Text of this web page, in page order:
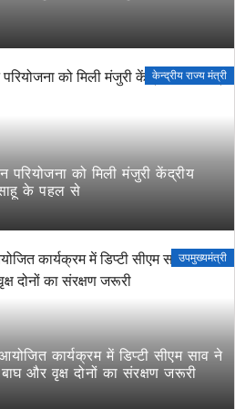
केन्द्रीय राज्य मंत्री
परियोजना को मिली मंजुरी केंद्रीय
के पहल से
उपमुख्यमंत्री
कार्यक्रम में डिप्टी सीएम साव ने
और वृक्ष दोनों का संरक्षण जरूरी